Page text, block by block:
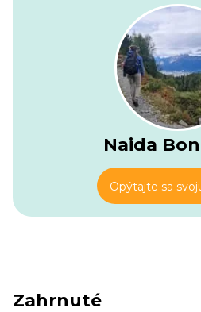
Naida
Opýtajte sa
Zahrnuté